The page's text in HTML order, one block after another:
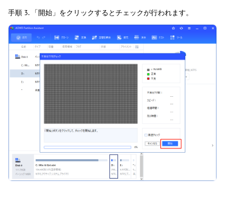
手順 3. 「開始」をクリックするとチェックが行われます。